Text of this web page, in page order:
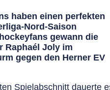
haben einen perfekten
Nord-Saison
gewann die
Raphaél Joly im
gegen den Herner EV
Spielabschnitt dauerte